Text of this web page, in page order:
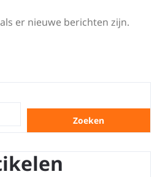
er nieuwe berichten zijn.
Zoeken